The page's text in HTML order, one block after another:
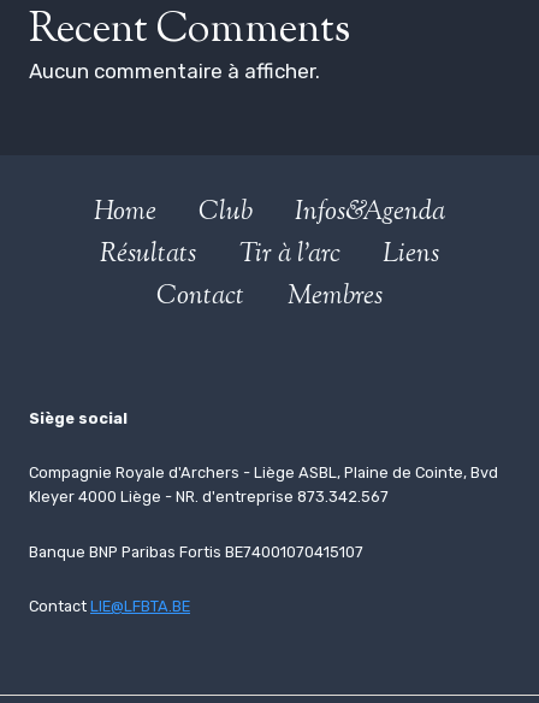
Recent Comments
Aucun commentaire à afficher.
Home Club
Infos&Agenda
Résultats
Tir à l’arc
Liens
Contact
Membres
Siège social
Compagnie Royale d'Archers - Liège ASBL, Plaine de Cointe, Bvd
Kleyer 4000 Liège - NR. d'entreprise 873.342.567
Banque BNP Paribas Fortis BE74001070415107
Contact LIE@LFBTA.BE